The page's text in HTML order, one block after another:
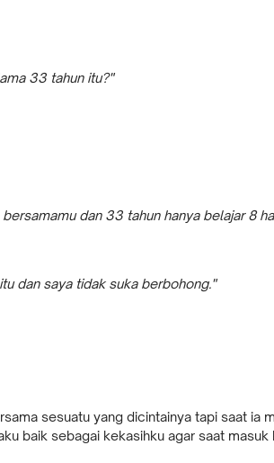
33 tahun itu?"
dan 33 tahun hanya belajar 8
dan saya tidak suka berbohong."
sesuatu yang dicintainya tapi saat ia
baik sebagai kekasihku agar saat masuk